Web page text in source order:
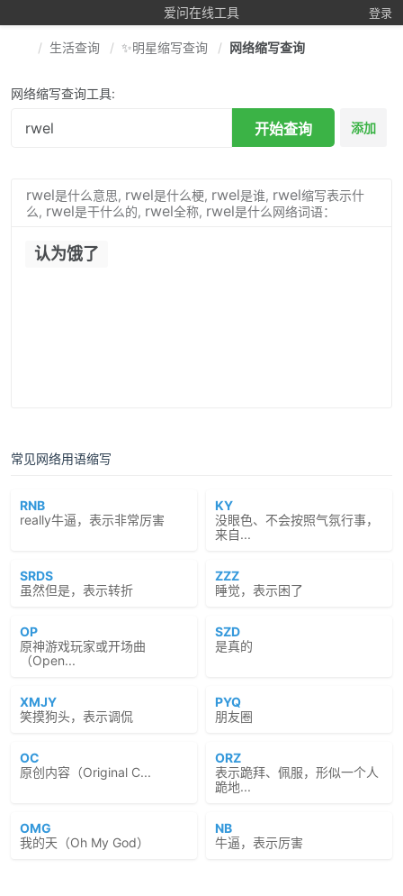
爱问在线工具 登录
生活查询 ✨明星缩写查询 网络缩写查询
网络缩写查询工具:
开始查询 添加
rwel是什么意思, rwel是什么梗, rwel是谁, rwel缩写表示什
么, rwel是干什么的, rwel全称, rwel是什么网络词语：
认为饿了
常见网络用语缩写
RNB
really牛逼，表示非常厉害
KY
没眼色、不会按照气氛行事，
来自...
SRDS
虽然但是，表示转折
ZZZ
睡觉，表示困了
OP
原神游戏玩家或开场曲
（Open...
SZD
是真的
XMJY
笑摸狗头，表示调侃
PYQ
朋友圈
OC
原创内容（Original C...
ORZ
表示跪拜、佩服，形似一个人
跪地...
OMG
我的天（Oh My God）
NB
牛逼，表示厉害